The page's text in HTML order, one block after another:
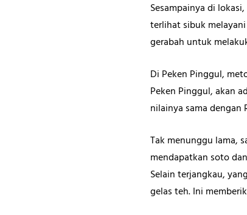
Sesampainya di
terlihat sibuk
gerabah untuk
Di Peken Pinggul,
Peken Pinggul, akan
nilainya sama dengan
Tak menunggu lama,
mendapatkan soto
Selain terjangkau,
gelas teh. Ini